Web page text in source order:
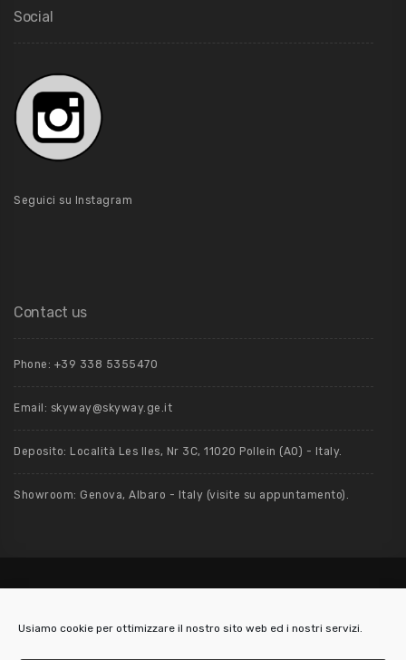
Usiamo cookie per ottimizzare il nostro sito web ed i nostri servizi.
Social
Seguici su Instagram
Contact us
Phone: +39 ‭338 5355470‬
Email: skyway@skyway.ge.it
Deposito: Località Les Iles, Nr 3C, 11020 Pollein (AO) - Italy.
Showroom: Genova, Albaro - Italy (visite su appuntamento).